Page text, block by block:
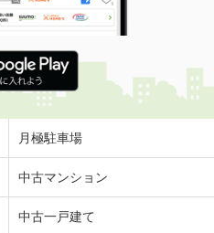
月極駐車場
中古マンション
中古一戸建て